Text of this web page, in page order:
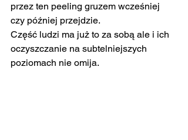
przez ten peeling gruzem wcześniej
czy później przejdzie.
Część ludzi ma już to za sobą ale i ich
oczyszczanie na subtelniejszych
poziomach nie omija.